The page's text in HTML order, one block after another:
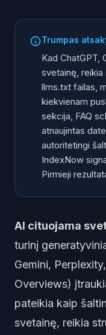
Kaip ChatGPT,
Ką realiai duoda
Kaip patikrinti, ar
Dažniausiai
Trumpas
Kad ChatGPT,
svetainę,
llms.txt failas,
kiekvienam
sekcija, FAQ
atnaujintas
autoritetingi
IndexNow
Pirmieji
AI cituojama
turinį
Gemini,
Overviews)
pateikia kaip
svetainę, reikia